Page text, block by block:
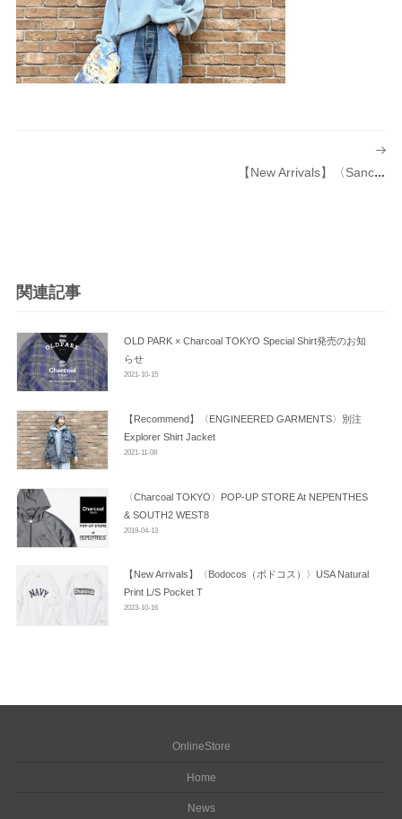
シ
ン
【New Arrivals】〈Sanca（サンカ）〉別注 Napping Pile Pocket Crew
関連記事
OLD PARK × Charcoal TOKYO Special Shirt発売のお知
らせ
2021-10-15
【Recommend】〈ENGINEERED GARMENTS〉別注
Explorer Shirt Jacket
2021-11-08
〈Charcoal TOKYO〉POP-UP STORE At NEPENTHES
& SOUTH2 WEST8
2019-04-13
【New Arrivals】〈Bodocos（ボドコス）〉USA Natural
Print L/S Pocket T
2023-10-16
OnlineStore
Home
News